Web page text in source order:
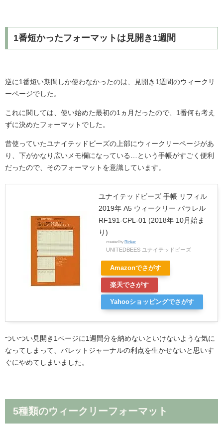
1番短かったフォーマットは見開き1週間
逆に1番短い期間しか使わなかったのは、見開き1週間のウィークリ
ーページでした。
これに関しては、使い始めた最初の1ヵ月だったので、1番何も考え
ずに決めたフォーマットでした。
昔使っていたユナイテッドビーズの上部にウィークリーページがあ
り、下がかなり広いメモ欄になっている…という手帳がすごく便利
だったので、そのフォーマットを意識しています。
ユナイテッドビーズ 手帳 リフィル
2019年 A5 ウィークリー パラレル
RF191-CPL-01 (2018年 10月始ま
り)
created by Rinker
UNITEDBEES ユナイテッドビーズ
Amazonでさがす
楽天でさがす
Yahooショッピングでさがす
ついつい見開き1ページに1週間分を納めないといけないような気に
なってしまって、バレットジャーナルの利点を生かせないと思いす
ぐにやめてしまいました。
5種類のウィークリーフォーマット